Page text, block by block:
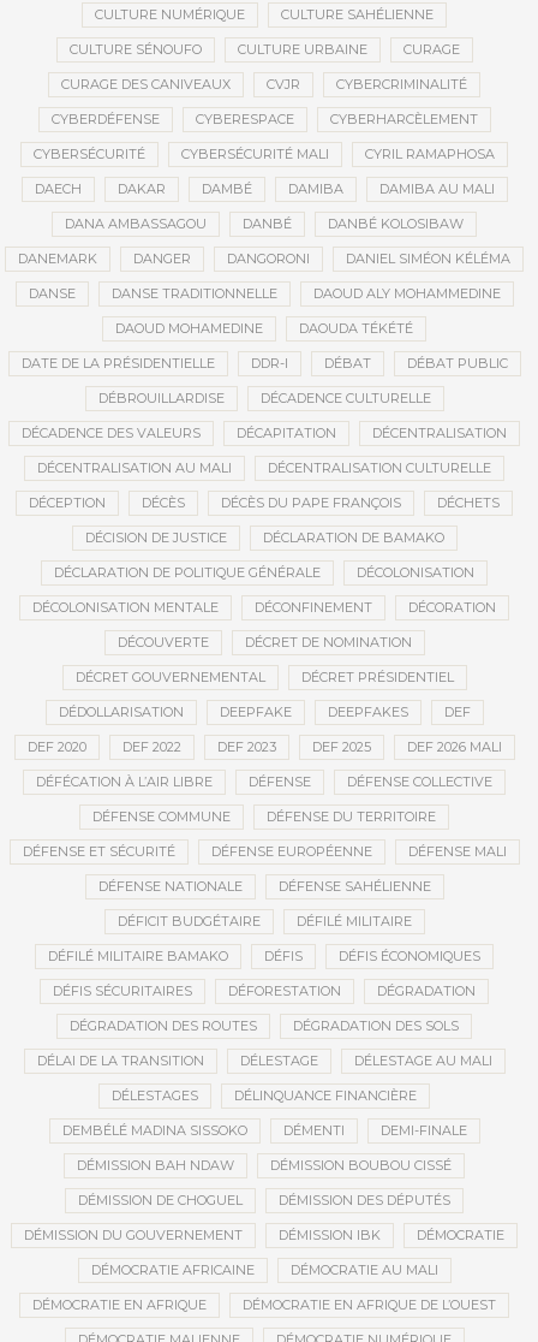
CULTURE NUMÉRIQUE CULTURE SAHÉLIENNE
CULTURE SÉNOUFO CULTURE URBAINE CURAGE
CURAGE DES CANIVEAUX CVJR CYBERCRIMINALITÉ
CYBERDÉFENSE CYBERESPACE CYBERHARCÈLEMENT
CYBERSÉCURITÉ CYBERSÉCURITÉ MALI CYRIL RAMAPHOSA
DAECH DAKAR DAMBÉ DAMIBA DAMIBA AU MALI
DANA AMBASSAGOU DANBÉ DANBÉ KOLOSIBAW
DANEMARK DANGER DANGORONI DANIEL SIMÉON KÉLÉMA
DANSE DANSE TRADITIONNELLE DAOUD ALY MOHAMMEDINE
DAOUD MOHAMEDINE DAOUDA TÉKÉTÉ
DATE DE LA PRÉSIDENTIELLE DDR-I DÉBAT DÉBAT PUBLIC
DÉBROUILLARDISE DÉCADENCE CULTURELLE
DÉCADENCE DES VALEURS DÉCAPITATION DÉCENTRALISATION
DÉCENTRALISATION AU MALI DÉCENTRALISATION CULTURELLE
DÉCEPTION DÉCÈS DÉCÈS DU PAPE FRANÇOIS DÉCHETS
DÉCISION DE JUSTICE DÉCLARATION DE BAMAKO
DÉCLARATION DE POLITIQUE GÉNÉRALE DÉCOLONISATION
DÉCOLONISATION MENTALE DÉCONFINEMENT DÉCORATION
DÉCOUVERTE DÉCRET DE NOMINATION
DÉCRET GOUVERNEMENTAL DÉCRET PRÉSIDENTIEL
DÉDOLLARISATION DEEPFAKE DEEPFAKES DEF
DEF 2020 DEF 2022 DEF 2023 DEF 2025 DEF 2026 MALI
DÉFÉCATION À L’AIR LIBRE DÉFENSE DÉFENSE COLLECTIVE
DÉFENSE COMMUNE DÉFENSE DU TERRITOIRE
DÉFENSE ET SÉCURITÉ DÉFENSE EUROPÉENNE DÉFENSE MALI
DÉFENSE NATIONALE DÉFENSE SAHÉLIENNE
DÉFICIT BUDGÉTAIRE DÉFILÉ MILITAIRE
DÉFILÉ MILITAIRE BAMAKO DÉFIS DÉFIS ÉCONOMIQUES
DÉFIS SÉCURITAIRES DÉFORESTATION DÉGRADATION
DÉGRADATION DES ROUTES DÉGRADATION DES SOLS
DÉLAI DE LA TRANSITION DÉLESTAGE DÉLESTAGE AU MALI
DÉLESTAGES DÉLINQUANCE FINANCIÈRE
DEMBÉLÉ MADINA SISSOKO DÉMENTI DEMI-FINALE
DÉMISSION BAH NDAW DÉMISSION BOUBOU CISSÉ
DÉMISSION DE CHOGUEL DÉMISSION DES DÉPUTÉS
DÉMISSION DU GOUVERNEMENT DÉMISSION IBK DÉMOCRATIE
DÉMOCRATIE AFRICAINE DÉMOCRATIE AU MALI
DÉMOCRATIE EN AFRIQUE DÉMOCRATIE EN AFRIQUE DE L’OUEST